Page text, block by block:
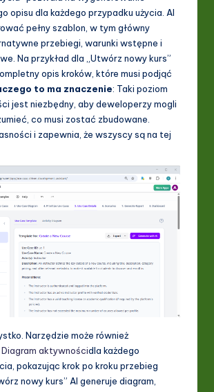
opisu dla każdego przypadku użycia. AI
pełny szablon, w tym główny
przebiegi, warunki wstępne i
Na przykład dla „Utwórz nowy kurs”
opis kroków, które musi podjąć
to ma znaczenie: Taki poziom
jest niezbędny, aby deweloperzy mogli
co musi zostać zbudowane.
i zapewnia, że wszyscy są na tej
Narzędzie może również
Diagram aktywnościdla każdego
pokazując krok po kroku przebieg
nowy kurs” AI generuje diagram,